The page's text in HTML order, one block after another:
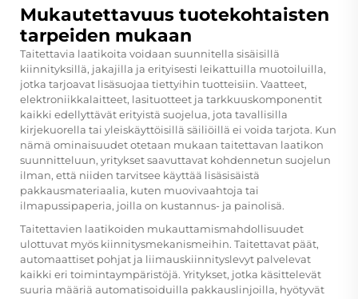
Mukautettavuus tuotekohtaisten
tarpeiden mukaan
Taitettavia laatikoita voidaan suunnitella sisäisillä
kiinnityksillä, jakajilla ja erityisesti leikattuilla muotoiluilla,
jotka tarjoavat lisäsuojaa tiettyihin tuotteisiin. Vaatteet,
elektroniikkalaitteet, lasituotteet ja tarkkuuskomponentit
kaikki edellyttävät erityistä suojelua, jota tavallisilla
kirjekuorella tai yleiskäyttöisillä säiliöillä ei voida tarjota. Kun
nämä ominaisuudet otetaan mukaan taitettavan laatikon
suunnitteluun, yritykset saavuttavat kohdennetun suojelun
ilman, että niiden tarvitsee käyttää lisäsisäistä
pakkausmateriaalia, kuten muovivaahtoja tai
ilmapussipaperia, joilla on kustannus- ja painolisä.
Taitettavien laatikoiden mukauttamismahdollisuudet
ulottuvat myös kiinnitysmekanismeihin. Taitettavat päät,
automaattiset pohjat ja liimauskiinnityslevyt palvelevat
kaikki eri toimintaympäristöjä. Yritykset, jotka käsittelevät
suuria määriä automatisoiduilla pakkauslinjoilla, hyötyvät